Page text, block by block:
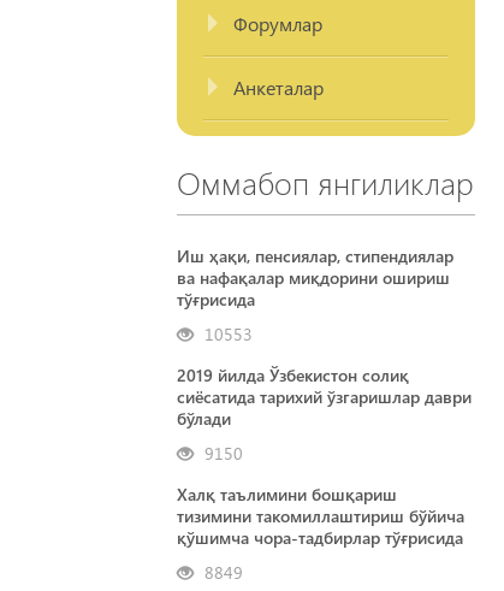
Форумлар
Анкеталар
Оммабоп янгиликлар
Иш ҳақи, пенсиялар, стипендиялар
ва нафақалар миқдорини ошириш
тўғрисида
10553
2019 йилда Ўзбекистон солиқ
сиёсатида тарихий ўзгаришлар даври
бўлади
9150
Халқ таълимини бошқариш
тизимини такомиллаштириш бўйича
қўшимча чора-тадбирлар тўғрисида
8849